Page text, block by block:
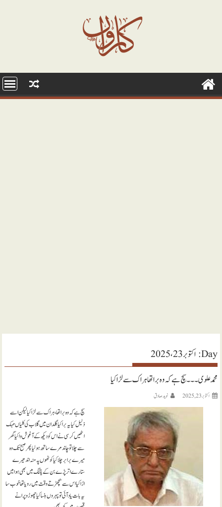
Day: اکتوبر 23، 2025
محمد علوی ۔۔۔ سچ ہے کہ وہ برا تھا ہر اک سے لڑا کیا
اکتوبر 23, 2025 نويد صادق
سچ ہے کہ وہ برا تھا، ہر اک سے لڑا کیا لیکن اسے
ذلیل کیا یہ برا کیا گلدان میں گلاب کی کلیاں مہک
اٹھیں کرسی نے اس کو دیکھ کے آغوش وا کیا گھر
سے چلا تو چاند مرے ساتھ ہو لیا پھر صبح تک وہ
میرے برابر چلا کیا کوٹھوں پہ منہ اندھیرے
ستارے اتر پڑے بن کے پتنگ میں بھی ہوا میں
اڑا کیا اس سے بچھڑتے وقت میں رویا تھا خوب سا
یہ بات یاد آئی تو پہروں ہنسا کیا چھوڑو پرانے